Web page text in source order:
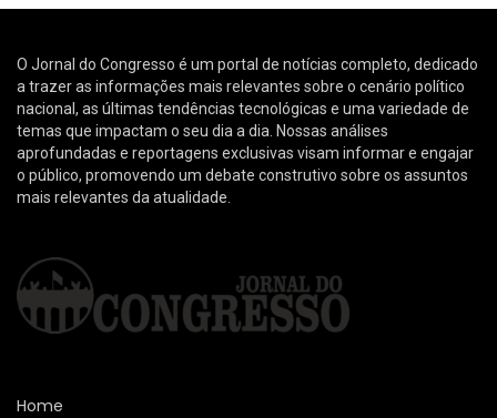
O Jornal do Congresso é um portal de notícias completo, dedicado
a trazer as informações mais relevantes sobre o cenário político
nacional, as últimas tendências tecnológicas e uma variedade de
temas que impactam o seu dia a dia. Nossas análises
aprofundadas e reportagens exclusivas visam informar e engajar
o público, promovendo um debate construtivo sobre os assuntos
mais relevantes da atualidade.
Home